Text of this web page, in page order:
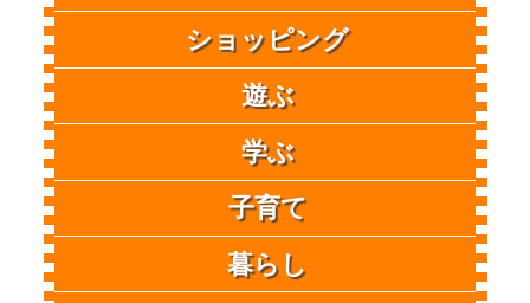
ショッピング
遊ぶ
学ぶ
子育て
暮らし